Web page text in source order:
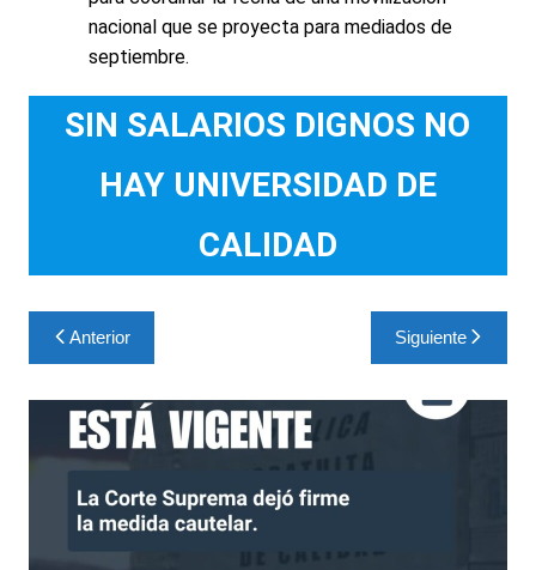
nacional que se proyecta para mediados de
septiembre.
SIN SALARIOS DIGNOS NO
HAY UNIVERSIDAD DE
CALIDAD
Navegación
de
entradas
Anterior Siguiente